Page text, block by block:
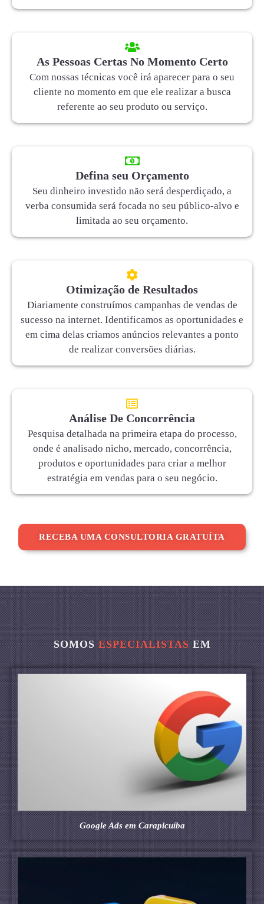
As Pessoas Certas No Momento Certo
Com nossas técnicas você irá aparecer para o seu
cliente no momento em que ele realizar a busca
referente ao seu produto ou serviço.
Defina seu Orçamento
Seu dinheiro investido não será desperdiçado, a
verba consumida será focada no seu público-alvo e
limitada ao seu orçamento.
Otimização de Resultados
Diariamente construímos campanhas de vendas de
sucesso na internet. Identificamos as oportunidades e
em cima delas criamos anúncios relevantes a ponto
de realizar conversões diárias.
Análise De Concorrência
Pesquisa detalhada na primeira etapa do processo,
onde é analisado nicho, mercado, concorrência,
produtos e oportunidades para criar a melhor
estratégia em vendas para o seu negócio.
RECEBA UMA CONSULTORIA GRATUÍTA
SOMOSESPECIALISTASEM
Google Ads em Carapicuíba